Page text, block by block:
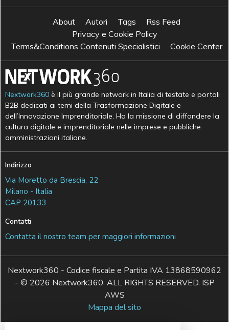
About Autori Tags
Rss Feed
Privacy e Cookie Policy
Terms&Conditions Contenuti Specialistici
Cookie Center
Nextwork360 è il più grande network in Italia di testate e portali
B2B dedicati ai temi della Trasformazione Digitale e
dell’Innovazione Imprenditoriale. Ha la missione di diffondere la
cultura digitale e imprenditoriale nelle imprese e pubbliche
amministrazioni italiane.
Indirizzo
Via Moretto da Brescia, 22
Milano - Italia
CAP 20133
Contatti
Contatta il nostro team per maggiori informazioni
Nextwork360 - Codice fiscale e Partita IVA 13868590962
- © 2026 Nextwork360. ALL RIGHTS RESERVED. ISP
AWS
Mappa del sito